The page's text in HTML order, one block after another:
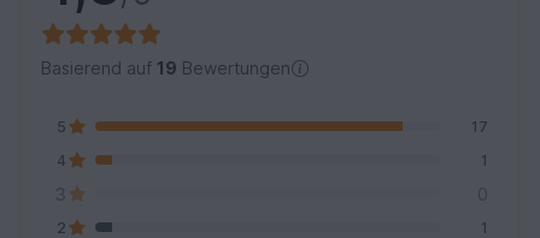
Basierend auf 19 Bewertungen
5
17
4
1
3 0
2 1